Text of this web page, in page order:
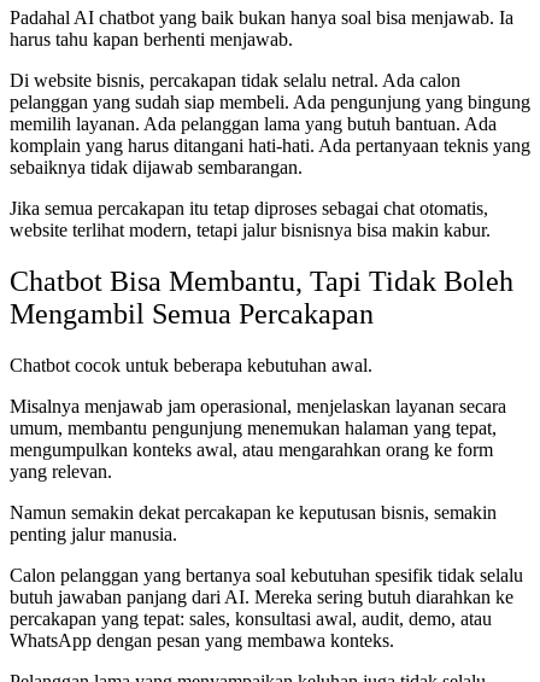
Padahal AI chatbot yang baik bukan hanya soal bisa menjawab. Ia
harus tahu kapan berhenti menjawab.
Di website bisnis, percakapan tidak selalu netral. Ada calon
pelanggan yang sudah siap membeli. Ada pengunjung yang bingung
memilih layanan. Ada pelanggan lama yang butuh bantuan. Ada
komplain yang harus ditangani hati-hati. Ada pertanyaan teknis yang
sebaiknya tidak dijawab sembarangan.
Jika semua percakapan itu tetap diproses sebagai chat otomatis,
website terlihat modern, tetapi jalur bisnisnya bisa makin kabur.
Chatbot Bisa Membantu, Tapi Tidak Boleh
Mengambil Semua Percakapan
Chatbot cocok untuk beberapa kebutuhan awal.
Misalnya menjawab jam operasional, menjelaskan layanan secara
umum, membantu pengunjung menemukan halaman yang tepat,
mengumpulkan konteks awal, atau mengarahkan orang ke form
yang relevan.
Namun semakin dekat percakapan ke keputusan bisnis, semakin
penting jalur manusia.
Calon pelanggan yang bertanya soal kebutuhan spesifik tidak selalu
butuh jawaban panjang dari AI. Mereka sering butuh diarahkan ke
percakapan yang tepat: sales, konsultasi awal, audit, demo, atau
WhatsApp dengan pesan yang membawa konteks.